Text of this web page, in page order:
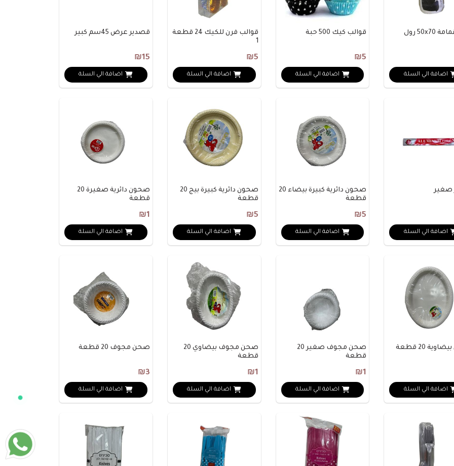
كيس قمامة 50x70 رول
اضافة الي السلة
قوالب كيك 500 حبة
₪5
اضافة الي السلة
قوالب فرن للكيك 24 قطعة
1
₪5
اضافة الي السلة
قصدير عرض 45سم كبير
₪15
اضافة الي السلة
صغير
اضافة الي السلة
صحون دائرية كبيرة بيضاء 20
قطعة
₪5
اضافة الي السلة
صحون دائرية كبيرة بيج 20
قطعة
₪5
اضافة الي السلة
صحون دائرية صغيرة 20
قطعة
₪1
اضافة الي السلة
20 قطعة
اضافة الي السلة
صحن مجوف صغير 20
قطعة
₪1
اضافة الي السلة
صحن مجوف بيضاوي 20
قطعة
₪1
اضافة الي السلة
صحن مجوف 20 قطعة
₪3
اضافة الي السلة
مساعد تاج مول